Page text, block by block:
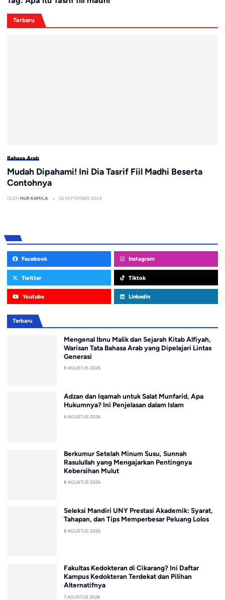
Terbaru
Bahasa Arab
Mudah Dipahami! Ini Dia Tasrif Fiil Madhi Beserta
Contohnya
OLEH NUR KAMILA 26 SEPTEMBER 2024
Facebook Instagram
Twitter Tiktok
Youtube Linkedin
Terbaru
Mengenal Ibnu Malik dan Sejarah Kitab Alfiyah,
Warisan Tata Bahasa Arab yang Dipelajari Lintas
Generasi
8 AGUSTUS 2026
Adzan dan Iqamah untuk Salat Munfarid, Apa
Hukumnya? Ini Penjelasan dalam Islam
8 AGUSTUS 2026
Berkumur Setelah Minum Susu, Sunnah
Rasulullah yang Mengajarkan Pentingnya
Kebersihan Mulut
8 AGUSTUS 2026
Seleksi Mandiri UNY Prestasi Akademik: Syarat,
Tahapan, dan Tips Memperbesar Peluang Lolos
8 AGUSTUS 2026
Fakultas Kedokteran di Cikarang? Ini Daftar
Kampus Kedokteran Terdekat dan Pilihan
Alternatifnya
7 AGUSTUS 2026